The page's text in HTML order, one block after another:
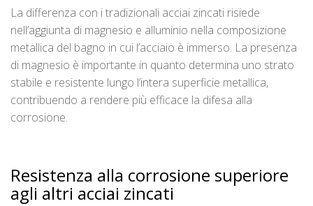
La differenza con i tradizionali acciai zincati risiede
nell’aggiunta di magnesio e alluminio nella composizione
metallica del bagno in cui l’acciaio è immerso. La presenza
di magnesio è importante in quanto determina uno strato
stabile e resistente lungo l’intera superficie metallica,
contribuendo a rendere più efficace la difesa alla
corrosione.
Resistenza alla corrosione superiore
agli altri acciai zincati